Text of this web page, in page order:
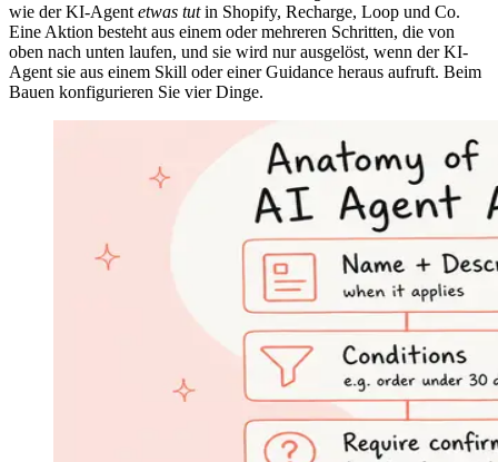
wie der KI-Agent etwas tutin Shopify, Recharge, Loop und Co.
Eine Aktion besteht aus einem oder mehreren Schritten, die von
oben nach unten laufen, und sie wird nur ausgelöst, wenn der KI-
Agent sie aus einem Skill oder einer Guidance heraus aufruft. Beim
Bauen konfigurieren Sie vier Dinge.